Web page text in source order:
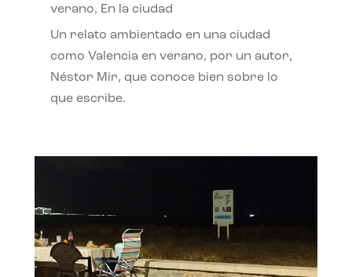
verano, En la ciudad
Un relato ambientado en una ciudad
como Valencia en verano, por un autor,
Néstor Mir, que conoce bien sobre lo
que escribe.